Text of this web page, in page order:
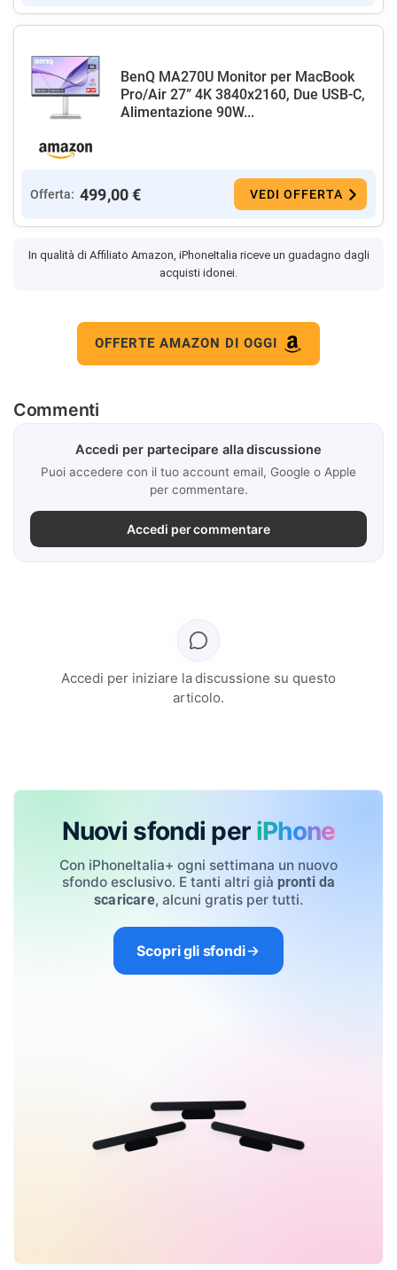
BenQ MA270U Monitor per MacBook
Pro/Air 27” 4K 3840x2160, Due USB-C,
Alimentazione 90W...
Offerta: 499,00 € VEDI OFFERTA
In qualità di Affiliato Amazon, iPhoneItalia riceve un guadagno dagli
acquisti idonei.
OFFERTE AMAZON DI OGGI
Commenti
Accedi per partecipare alla discussione
Puoi accedere con il tuo account email, Google o Apple
per commentare.
Accedi per commentare
Accedi per iniziare la discussione su questo
articolo.
Nuovi sfondi per iPhone
Con iPhoneItalia+ ogni settimana un nuovo
sfondo esclusivo. E tanti altri già pronti da
scaricare, alcuni gratis per tutti.
Scopri gli sfondi